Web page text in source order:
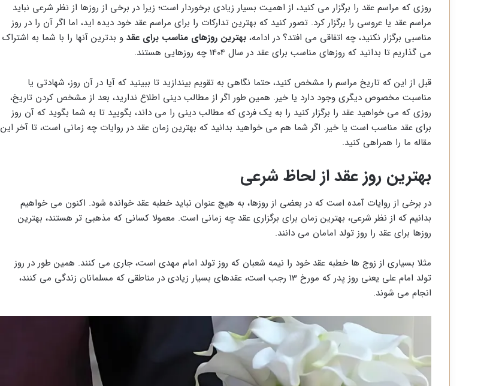
روزی که مراسم عقد را برگزار می کنید، از اهمیت بسیار زیادی برخوردار است؛ زیرا در برخی از روزها از نظر شرعی نباید
مراسم عقد یا عروسی را برگزار کرد. تصور کنید که بهترین تدارکات را برای مراسم عقد خود دیده اید، اما اگر آن را در روز
مناسبی برگزار نکنید، چه اتفاقی می افتد؟ در ادامه، بهترین روزهای مناسب برای عقد و بدترین آنها را با شما به اشتراک
می گذاریم تا بدانید که روزهای مناسب برای عقد در سال 1404 چه روزهایی هستند.
قبل از این که تاریخ مراسم را مشخص کنید، حتما نگاهی به تقویم بیندازید تا ببینید که آیا در آن روز، شهادتی یا
مناسبت مخصوص دیگری وجود دارد یا خیر. همین طور اگر از مطالب دینی اطلاع ندارید، بعد از مشخص کردن تاریخ،
روزی که می خواهید عقد را برگزار کنید را به یک فردی که مطالب دینی را می داند، بگویید تا به شما بگوید که آن روز
برای عقد مناسب است یا خیر. اگر شما هم می خواهید بدانید که بهترین زمان عقد در روایات چه زمانی است، تا آخر این
مقاله ما را همراهی کنید.
بهترین روز عقد از لحاظ شرعی
در برخی از روایات آمده است که در بعضی از روزها، به هیچ عنوان نباید خطبه عقد خوانده شود. اکنون می خواهیم
بدانیم که از نظر شرعی، بهترین زمان برای برگزاری عقد چه زمانی است. معمولا کسانی که مذهبی تر هستند، بهترین
روزها برای عقد را روز تولد امامان می دانند.
مثلا بسیاری از زوج ها خطبه عقد خود را نیمه شعبان که روز تولد امام مهدی است، جاری می کنند. همین طور در روز
تولد امام علی یعنی روز پدر که مورخ 13 رجب است، عقدهای بسیار زیادی در مناطقی که مسلمانان زندگی می کنند،
انجام می شوند.